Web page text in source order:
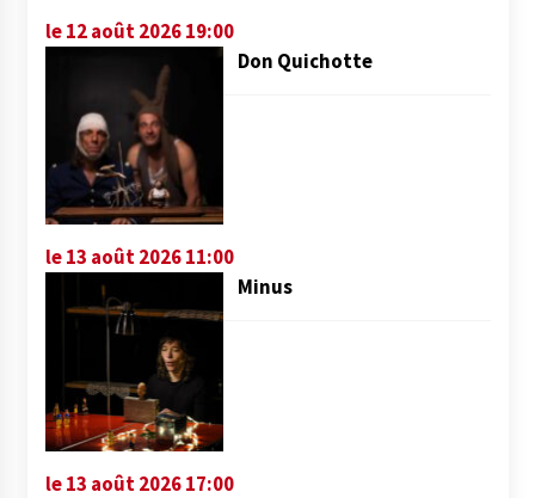
le 12 août 2026 19:00
Don Quichotte
le 13 août 2026 11:00
Minus
le 13 août 2026 17:00